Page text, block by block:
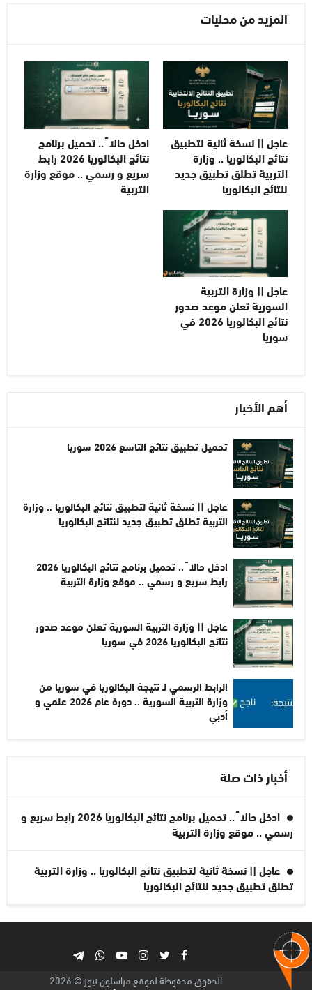
المزيد من محليات
عاجل || نسخة ثانية لتطبيق
نتائج البكالوريا .. وزارة
التربية تطلق تطبيق جديد
لنتائج البكالوريا
ادخل حالا ً .. تحميل برنامج
نتائج البكالوريا 2026 رابط
سريع و رسمي .. موقع وزارة
التربية
عاجل || وزارة التربية
السورية تعلن موعد صدور
نتائج البكالوريا 2026 في
سوريا
أهم الأخبار
تحميل تطبيق نتائج التاسع 2026 سوريا
عاجل || نسخة ثانية لتطبيق نتائج البكالوريا .. وزارة
التربية تطلق تطبيق جديد لنتائج البكالوريا
ادخل حالا ً .. تحميل برنامج نتائج البكالوريا 2026
رابط سريع و رسمي .. موقع وزارة التربية
عاجل || وزارة التربية السورية تعلن موعد صدور
نتائج البكالوريا 2026 في سوريا
الرابط الرسمي لـ نتيجة البكالوريا في سوريا من
وزارة التربية السورية .. دورة عام 2026 علمي و
أدبي
أخبار ذات صلة
ادخل حالا ً .. تحميل برنامج نتائج البكالوريا 2026 رابط سريع و
رسمي .. موقع وزارة التربية
عاجل || نسخة ثانية لتطبيق نتائج البكالوريا .. وزارة التربية
تطلق تطبيق جديد لنتائج البكالوريا
الحقوق محفوظة لموقع مراسلون نيوز © 2026